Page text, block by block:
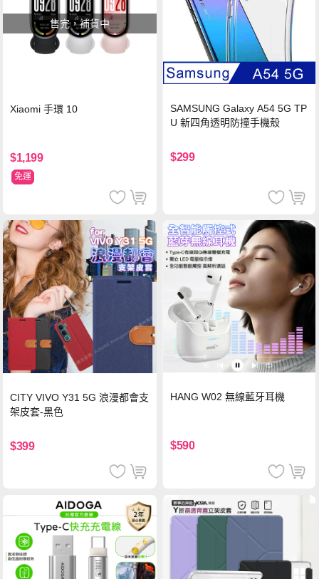
售完，補貨中
Xiaomi 手環 10
$1,199
免運
SAMSUNG Galaxy A54 5G TP
U 新四角透明防撞手機殼
$299
CITY VIVO Y31 5G 浪漫都會支
架皮套-黑色
$399
HANG W02 無線藍牙耳機
$590